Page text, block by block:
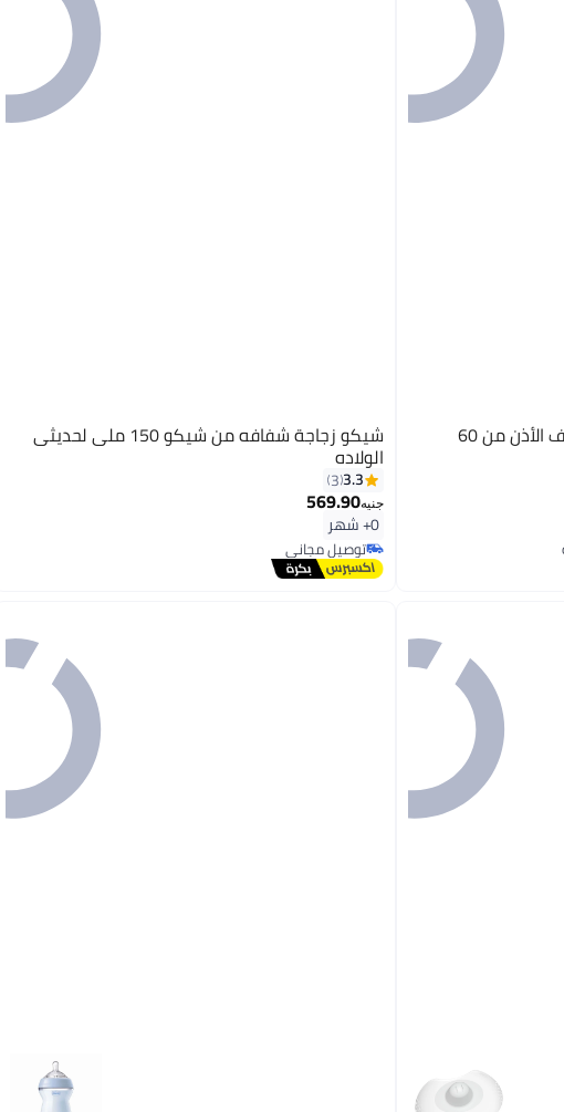
شيكو عبوة أعواد قطنية لتنظيف الأذن من 60 شيكو زجاجة شفافه من شيكو 150 ملى لحديثى
الولاده
3.3
3
جنيه569.90
0+ شهر
توصيل مجاني
توصيل مجاني